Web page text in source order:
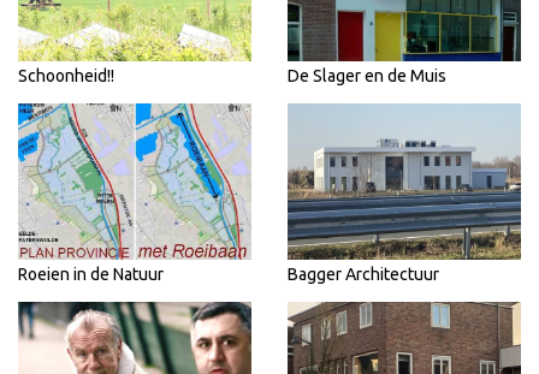
Schoonheid!! De Slager en de Muis
Roeien in de Natuur Bagger Architectuur